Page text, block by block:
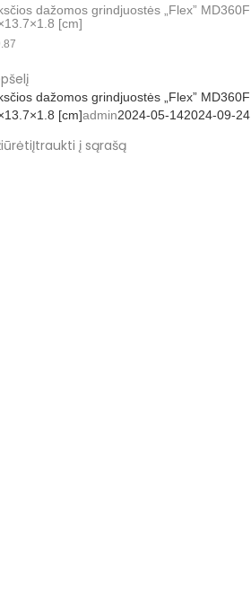
dažomos grindjuostės „Flex” MD360F
[cm]
dažomos grindjuostės „Flex” MD360F
[cm]admin2024-05-142024-09-24
Įtraukti į sąrašą